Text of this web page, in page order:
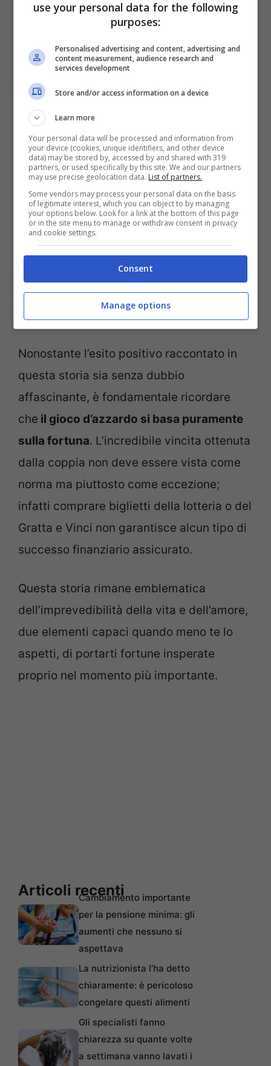
sorprendenti ed entusiasmanti.
Tradizionalmente le liste nozze offrono agli
sposi la possibilità di ricevere regali utili
per iniziare la nuova vita insieme sotto lo
stesso tetto o
destinati alla luna di miele. Alcuni coppie
decidono persino di devolvere i propri
regali in beneficenza, dando al giorno
speciale un significato ancora più
profondo. La scelta dei Gratta e Vinci
rappresenta quindi una verarivoluzione
nel panorama delle liste nozze,
introducendo un elemento ludico ed
emozionante.
Nonostante l’esito positivo raccontato in
questa storia sia senza dubbio
affascinante, è fondamentale ricordare
che il gioco d’azzardo si basa puramente
sulla fortuna. L’incredibile vincita ottenuta
dalla coppia non deve essere vista come
norma ma piuttosto come eccezione;
infatti comprare biglietti della lotteria o del
Gratta e Vinci non garantisce alcun tipo di
successo finanziario assicurato.
Questa storia rimane emblematica
dell’imprevedibilità della vita e dell’amore,
due elementi capaci quando meno te lo
aspetti, di portarti fortune insperate
proprio nel momento più importante.
Articoli recentiCambiamento importante
per la pensione minima: gli
aumenti che nessuno si
aspettava
La nutrizionista l’ha detto
chiaramente: è pericoloso
congelare questi alimenti
Gli specialisti fanno
chiarezza su quante volte
a settimana vanno lavati i
use your personal data for the following
purposes:
Personalised advertising and content, advertising and
content measurement, audience research and
services development
Store and/or access information on a device
Learn more
Your personal data will be processed and information from
your device (cookies, unique identifiers, and other device
data) may be stored by, accessed by and shared with 319
partners, or used specifically by this site. We and our partners
may use precise geolocation data. List of partners.
Some vendors may process your personal data on the basis
of legitimate interest, which you can object to by managing
your options below. Look for a link at the bottom of this page
or in the site menu to manage or withdraw consent in privacy
and cookie settings.
Consent
Manage options